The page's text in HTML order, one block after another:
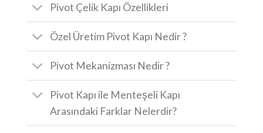
Pivot Çelik Kapı Özellikleri
Özel Üretim Pivot Kapı Nedir ?
Pivot Mekanizması Nedir ?
Pivot Kapı ile Menteşeli Kapı
Arasındaki Farklar Nelerdir?